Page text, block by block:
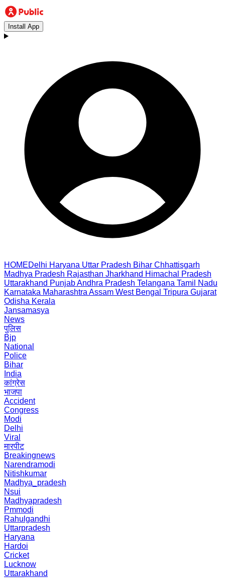
Install App
HOMEDelhi Haryana Uttar Pradesh Bihar Chhattisgarh
Madhya Pradesh Rajasthan Jharkhand Himachal Pradesh
Uttarakhand PunjabAndhra Pradesh Telangana Tamil Nadu
Karnataka Maharashtra Assam West Bengal Tripura Gujarat
Odisha Kerala
Jansamasya
News
पुलिस
Bjp
National
Police
Bihar
India
कांग्रेस
भाजपा
Accident
Congress
Modi
Delhi
Viral
मारपीट
Breakingnews
Narendramodi
Nitishkumar
Madhya_pradesh
Nsui
Madhyapradesh
Pmmodi
Rahulgandhi
Uttarpradesh
Haryana
Hardoi
Cricket
Lucknow
Uttarakhand